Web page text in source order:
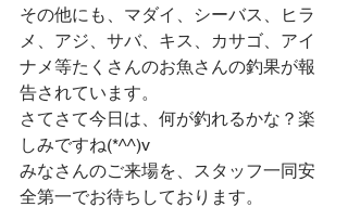
その他にも、マダイ、シーバス、ヒラ
メ、アジ、サバ、キス、カサゴ、アイ
ナメ等たくさんのお魚さんの釣果が報
告されています。
さてさて今日は、何が釣れるかな？楽
しみですね(*^^)v
みなさんのご来場を、スタッフ一同安
全第一でお待ちしております。